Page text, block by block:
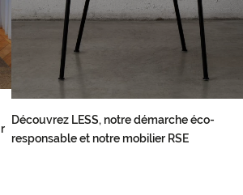
Découvrez LESS, notre démarche éco-
responsable et notre mobilier RSE